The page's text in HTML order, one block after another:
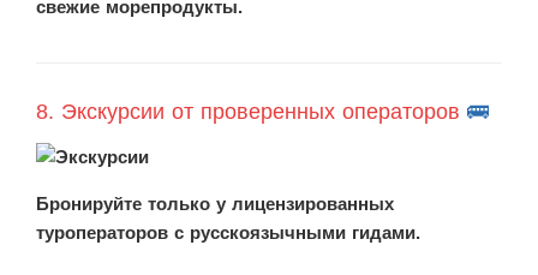
свежие морепродукты.
8. Экскурсии от проверенных операторов 🚌
Бронируйте только у лицензированных
туроператоров с русскоязычными гидами.